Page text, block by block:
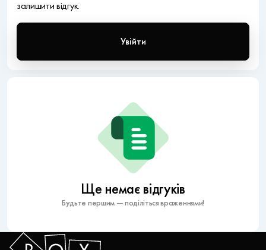
Ще немає відгуків
Будьте першим — поділіться враженнями!
залишити відгук.
Увійти